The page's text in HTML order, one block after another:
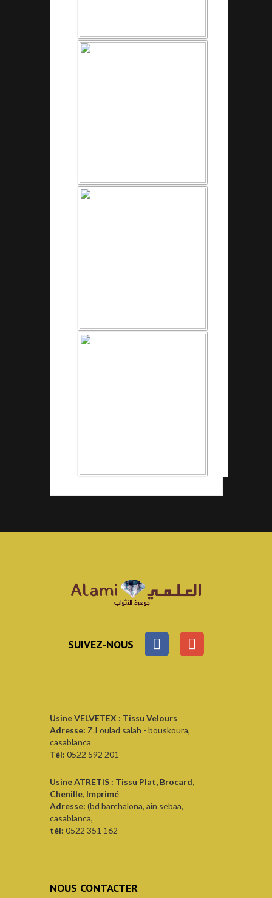
SUIVEZ-NOUS
Usine VELVETEX : Tissu Velours
Adresse: Z.I oulad salah - bouskoura,
casablanca
Tél: 0522 592 201
Usine ATRETIS : Tissu Plat, Brocard,
Chenille, Imprimé
Adresse: (bd barchalona, ain sebaa,
casablanca,
tél: 0522 351 162
NOUS CONTACTER